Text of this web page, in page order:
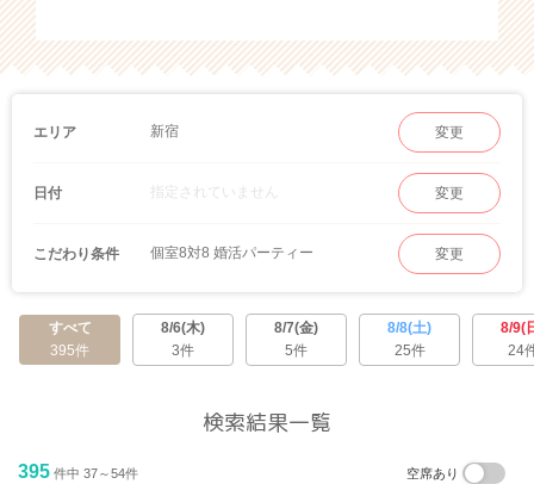
エリア 新宿 変更
日付 指定されていません 変更
こだわり条件 個室8対8 婚活パーティー 変更
すべて
395件
8/6(木)
3件
8/7(金)
5件
8/8(土)
25件
8/9(
24
検索結果一覧
395 件中 37～54件 空席あり